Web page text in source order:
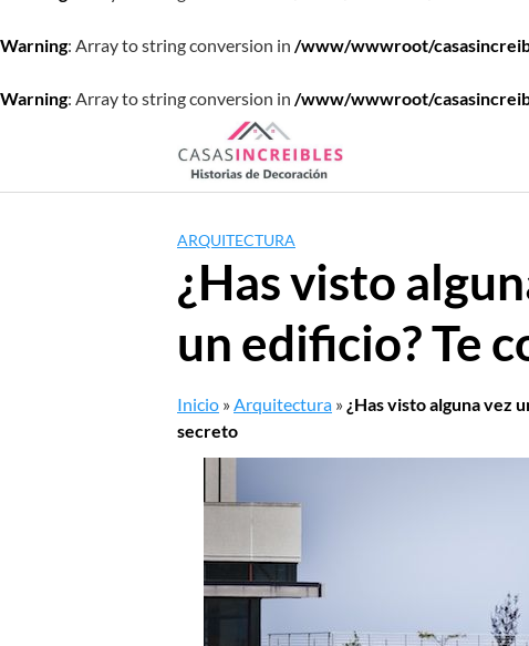
Warning: Array to string conversion in /www/wwwroot/
Warning: Array to string conversion in /www/wwwroot/
ARQUITECTURA
¿Has visto
un edificio? Te
Inicio »Arquitectura » ¿Has visto alguna vez
secreto